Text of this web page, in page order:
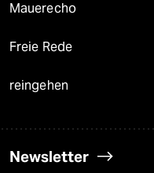
Mauerecho
Freie Rede
reingehen
Newsletter